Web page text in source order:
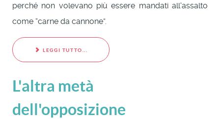
perché non volevano più essere mandati all'assalto
come “carne da cannone”.
LEGGI TUTTO...
L'altra metà
dell'opposizione